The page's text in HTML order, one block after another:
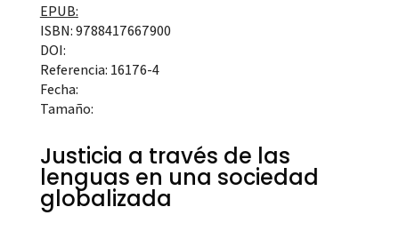
EPUB:
ISBN: 9788417667900
DOI:
Referencia: 16176-4
Fecha:
Tamaño:
Justicia a través de las
lenguas en una sociedad
globalizada